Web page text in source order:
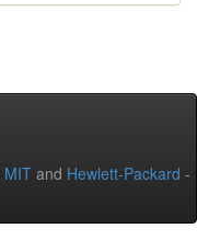
MIT and Hewlett-Packard -